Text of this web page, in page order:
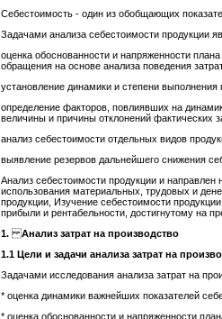
Себестоимость - один из обобщающих
Задачами анализа себестоимости продукции
оценка обоснованности и напряженности
обращения на основе анализа поведения
установление динамики и степени выполнения
определение факторов, повлиявших на
величины и причины отклонений фактических
анализ себестоимости отдельных видов
выявление резервов дальнейшего снижения
Анализ себестоимости продукции и
использования материальных, трудовых и
продукции, Изучение себестоимости
прибыли и рентабельности, достигнутому на
1.
Анализ затрат на производство
1.1 Цели и задачи анализа затрат на
Задачами исследования анализа затрат на
* оценка динамики важнейших показателей
* оценка обоснованности и напряженности